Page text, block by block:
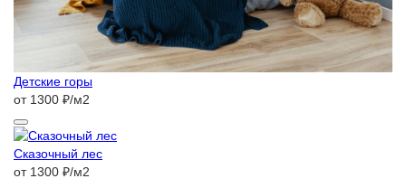
Детские горы
от 1300 ₽/м2
Сказочный лес
от 1300 ₽/м2